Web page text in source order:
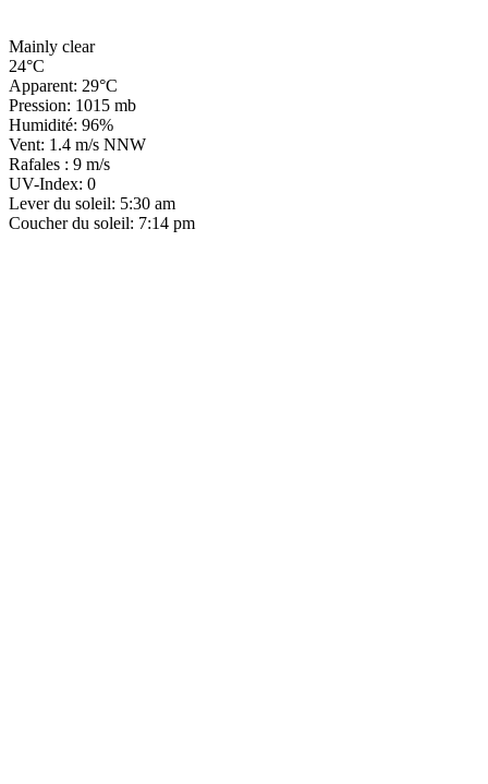
Mainly clear
24°C
Apparent: 29°C
Pression: 1015 mb
Humidité: 96%
Vent: 1.4 m/s NNW
Rafales : 9 m/s
UV-Index: 0
Lever du soleil: 5:30 am
Coucher du soleil: 7:14 pm